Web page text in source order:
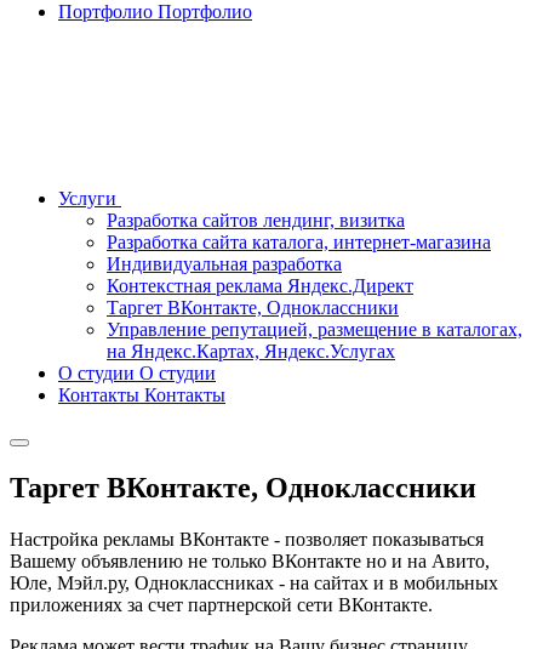
Портфолио Портфолио
Услуги
Разработка сайтов лендинг, визитка
Разработка сайта каталога, интернет-магазина
Индивидуальная разработка
Контекстная реклама Яндекс.Директ
Таргет ВКонтакте, Одноклассники
Управление репутацией, размещение в каталогах,
на Яндекс.Картах, Яндекс.Услугах
О студии О студии
Контакты Контакты
Таргет ВКонтакте, Одноклассники
Настройка рекламы ВКонтакте - позволяет показываться
Вашему объявлению не только ВКонтакте но и на Авито,
Юле, Мэйл.ру, Одноклассниках - на сайтах и в мобильных
приложениях за счет партнерской сети ВКонтакте.